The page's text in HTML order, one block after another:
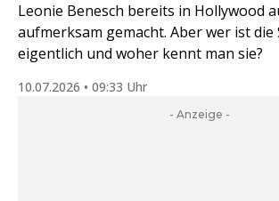
Leonie Benesch bereits in Hollywood
aufmerksam gemacht. Aber wer ist die
eigentlich und woher kennt man sie?
10.07.2026 • 09:33 Uhr
- Anzeige -